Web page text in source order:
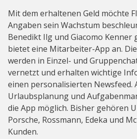
Mit dem erhaltenen Geld möchte
Angaben sein Wachstum
Benedikt Ilg und Giacomo
bietet eine Mitarbeiter-App an.
werden in Einzel- und
vernetzt und erhalten wichtige
einen personalisierten Newsfeed.
Urlaubsplanung und
die App möglich. Bisher gehören
Porsche, Rossmann, Edeka und
Kunden.